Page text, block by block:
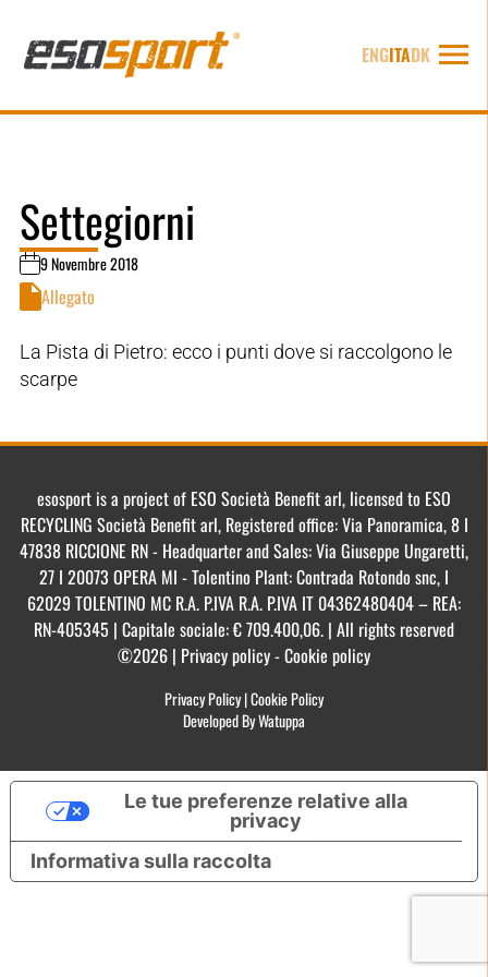
ENGITADK
Settegiorni
9 Novembre 2018
Allegato
La Pista di Pietro: ecco i punti dove si raccolgono le
scarpe
esosport is a project of ESO Società Benefit arl, licensed to ESO
RECYCLING Società Benefit arl, Registered office: Via Panoramica, 8 I
47838 RICCIONE RN - Headquarter and Sales: Via Giuseppe Ungaretti,
27 I 20073 OPERA MI - Tolentino Plant: Contrada Rotondo snc, I
62029 TOLENTINO MC R.A. P.IVA R.A. P.IVA IT 04362480404 – REA:
RN-405345 | Capitale sociale: € 709.400,06. | All rights reserved
©2026 | Privacy policy - Cookie policy
Privacy Policy|Cookie Policy
Developed By Watuppa
Informativa sulla raccolta
Le tue preferenze relative alla
privacy